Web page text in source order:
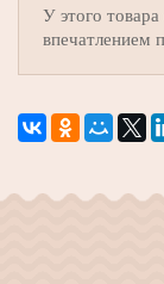
У этого
впечатлением